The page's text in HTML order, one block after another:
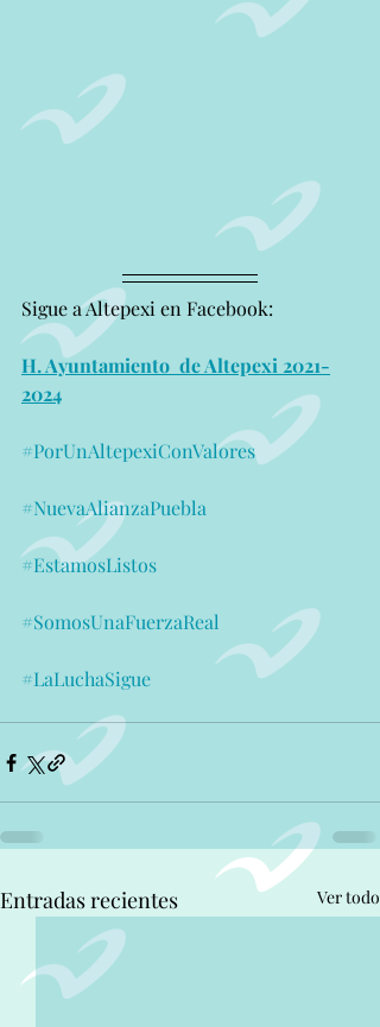
Sigue a Altepexi en Facebook:
H. Ayuntamiento  de Altepexi 2021-
2024
#PorUnAltepexiConValores
#NuevaAlianzaPuebla
#EstamosListos
#SomosUnaFuerzaReal
#LaLuchaSigue
Entradas recientes Ver todo